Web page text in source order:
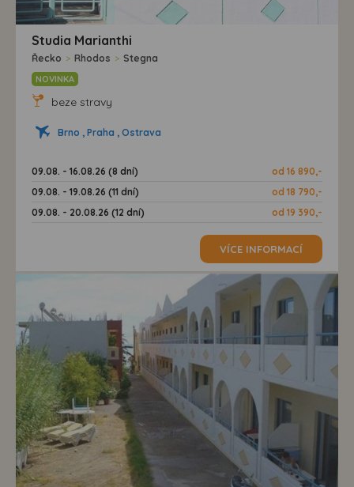
Studia Marianthi
Řecko > Rhodos > Stegna
NOVINKA
beze stravy
Brno , Praha , Ostrava
09.08. - 16.08.26 (8 dní)
od 16 890,-
09.08. - 19.08.26 (11 dní)
od 18 790,-
09.08. - 20.08.26 (12 dní)
od 19 390,-
VÍCE INFORMACÍ